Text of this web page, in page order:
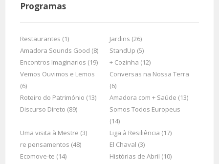
Programas
Restaurantes (1)
Jardins (26)
Amadora Sounds Good (8)
StandUp (5)
Encontros Imaginarios (19)
+ Cozinha (12)
Vemos Ouvimos e Lemos
(6)
Conversas na Nossa Terra
(6)
Roteiro do Património (13)
Amadora com + Saúde (13)
Discurso Direto (89)
Somos Todos Europeus
(14)
Uma visita à Mestre (3)
Liga à Resiliência (17)
re pensamentos (48)
El Chaval (3)
Ecomove-te (14)
Histórias de Abril (10)